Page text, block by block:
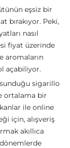
eşsiz bir
bırakıyor. Peki,
nasıl
fiyat üzerinde
aromaların
açabiliyor.
sigarillo
ortalama bir
ile online
için, alışveriş
akıllıca